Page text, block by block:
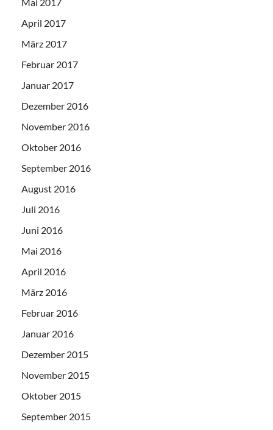
April 2017
März 2017
Februar 2017
Januar 2017
Dezember 2016
November 2016
Oktober 2016
September 2016
August 2016
Juli 2016
Juni 2016
Mai 2016
April 2016
März 2016
Februar 2016
Januar 2016
Dezember 2015
November 2015
Oktober 2015
September 2015